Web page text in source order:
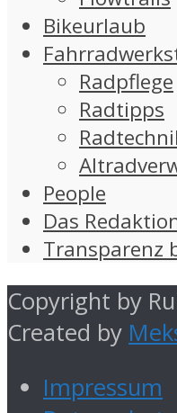
Bikeurlaub
Radpflege
Radtipps
People
Das
Transparenz
Copyright by
Created by
Impressum